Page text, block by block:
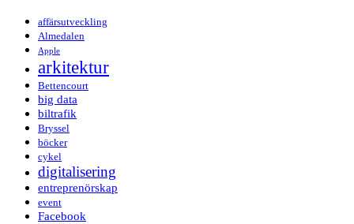
affärsutveckling
Almedalen
Apple
arkitektur
Bettencourt
big data
biltrafik
Bryssel
böcker
cykel
digitalisering
entreprenörskap
event
Facebook